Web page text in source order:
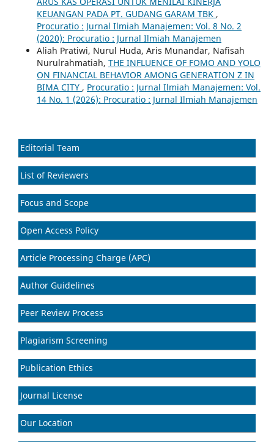
KEUANGAN PADA PT. GUDANG GARAM TBK ,
Procuratio : Jurnal Ilmiah Manajemen: Vol. 8 No. 2
(2020): Procuratio : Jurnal Ilmiah Manajemen
Aliah Pratiwi, Nurul Huda, Aris Munandar, Nafisah
Nurulrahmatiah, THE INFLUENCE OF FOMO AND YOLO
ON FINANCIAL BEHAVIOR AMONG GENERATION Z IN
BIMA CITY , Procuratio : Jurnal Ilmiah Manajemen: Vol.
14 No. 1 (2026): Procuratio : Jurnal Ilmiah Manajemen
Editorial Team
List of Reviewers
Focus and Scope
Open Access Policy
Article Processing Charge (APC)
Author Guidelines
Peer Review Process
Plagiarism Screening
Publication Ethics
Journal License
Our Location